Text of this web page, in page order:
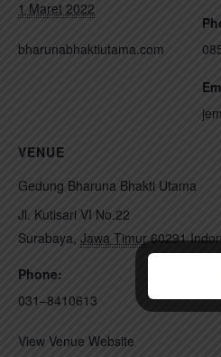
1 Maret 2022
bharunabhaktiutama.com
VENUE
Gedung Bharuna Bhakti Utama
Jl. Kutisari VI No.22
Surabaya, Jawa Timur 60291
Phone:
031–8410613
View Venue Website